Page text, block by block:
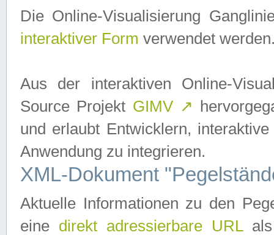
Die Online-Visualisierung
interaktiver Form verwendet
Aus der interaktiven Online-
Source Projekt GIMV ↗
und erlaubt Entwicklern,
Anwendung zu integrieren.
XML-Dokument
Aktuelle Informationen zu den
eine direkt adressierbare URLals